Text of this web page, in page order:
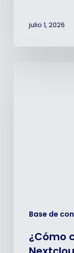
julio 1, 2026
Base de
¿Cómo